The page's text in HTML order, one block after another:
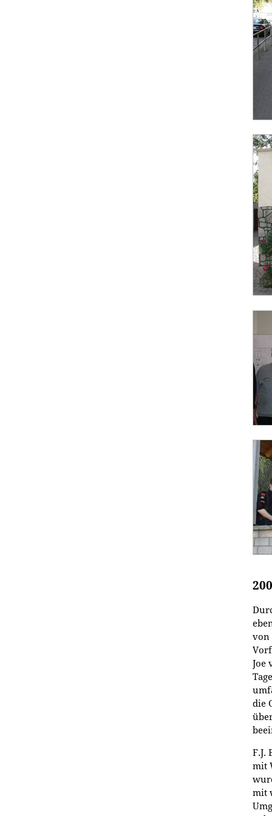
von
Joe
die
F.J.
mit
mit